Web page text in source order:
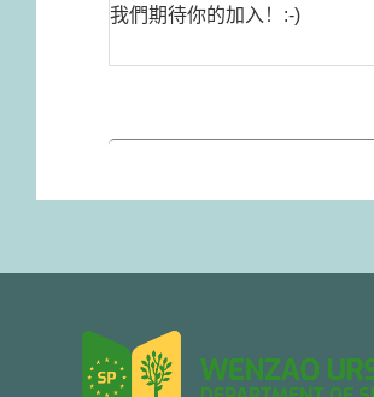
我們期待你的加入！ :-)